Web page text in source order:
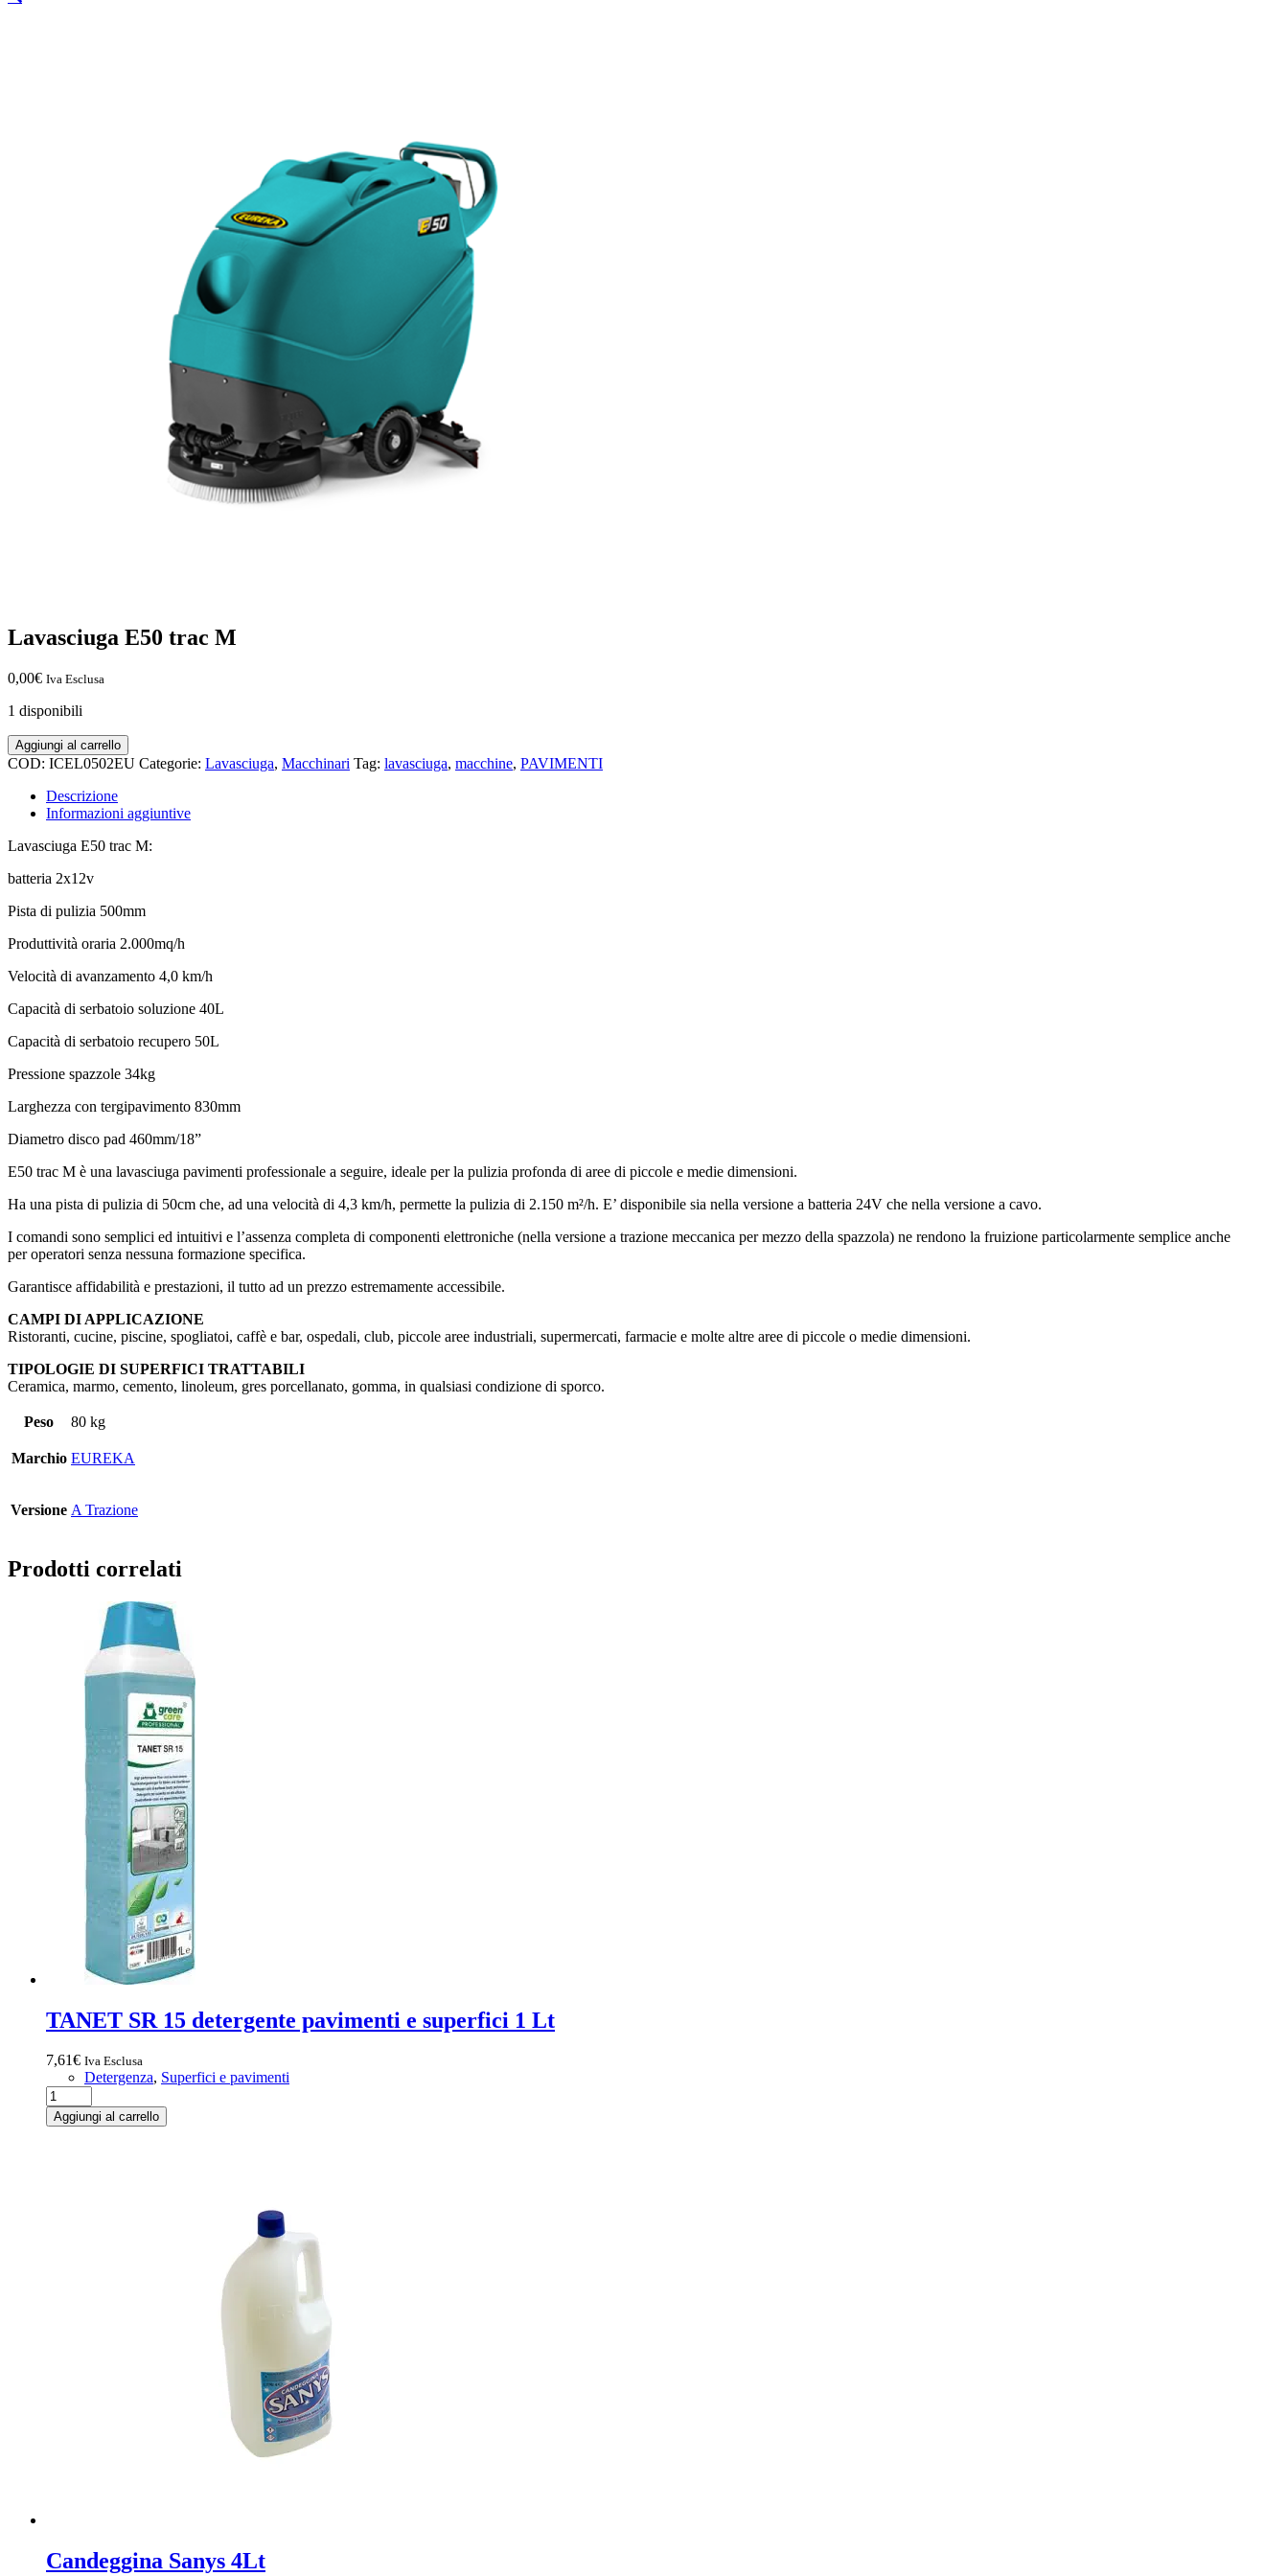
Lavasciuga E50 trac M
0,00€ Iva Esclusa
1 disponibili
Lavasciuga
E50
quantità
Aggiungi al carrello
COD: ICEL0502EU Categorie: Lavasciuga, Macchinari Tag: lavasciuga, macchine, PAVIMENTI
Descrizione
Informazioni aggiuntive
Lavasciuga E50 trac M:
batteria 2x12v
Pista di pulizia 500mm
Produttività oraria 2.000mq/h
Velocità di avanzamento 4,0 km/h
Capacità di serbatoio soluzione 40L
Capacità di serbatoio recupero 50L
Pressione spazzole 34kg
Larghezza con tergipavimento 830mm
Diametro disco pad 460mm/18”
E50 trac M è una lavasciuga pavimenti professionale a seguire, ideale per la pulizia profonda di aree di piccole e medie dimensioni.
Ha una pista di pulizia di 50cm che, ad una velocità di 4,3 km/h, permette la pulizia di 2.150 m²/h. E’ disponibile sia nella versione a batteria 24V che nella versione a cavo.
I comandi sono semplici ed intuitivi e l’assenza completa di componenti elettroniche (nella versione a trazione meccanica per mezzo della spazzola) ne rendono la fruizione particolarmente semplice anche
per operatori senza nessuna formazione specifica.
Garantisce affidabilità e prestazioni, il tutto ad un prezzo estremamente accessibile.
CAMPI DI APPLICAZIONE
Ristoranti, cucine, piscine, spogliatoi, caffè e bar, ospedali, club, piccole aree industriali, supermercati, farmacie e molte altre aree di piccole o medie dimensioni.
TIPOLOGIE DI SUPERFICI TRATTABILI
Ceramica, marmo, cemento, linoleum, gres porcellanato, gomma, in qualsiasi condizione di sporco.
Peso 80 kg
Marchio EUREKA
Versione A Trazione
Prodotti correlati
TANET SR 15 detergente pavimenti e superfici 1 Lt
7,61€ Iva Esclusa
Detergenza, Superfici e pavimenti
TANET
SR
15
Aggiungi al carrello
Candeggina Sanys 4Lt